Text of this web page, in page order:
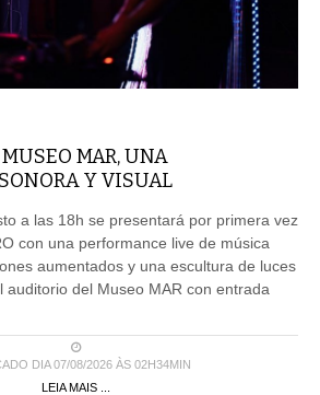
MAR, UNA
Y VISUAL
a las 18h se presentará por primera vez
con una performance live de música
aumentados y una escultura de luces
auditorio del Museo MAR con entrada
DIA 07/08/2026 ÀS 02H34MIN
LEIA MAIS ...